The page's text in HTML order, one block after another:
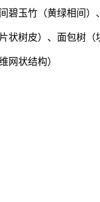
玉竹（黄绿相间）
状树皮）、面包树（
网状结构）